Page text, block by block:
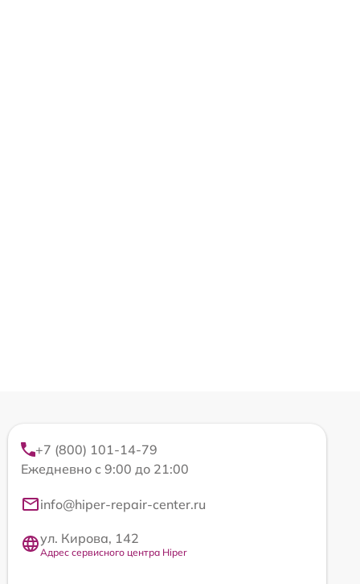
+7 (800) 101-14-79
Ежедневно с 9:00 до 21:00
info@hiper-repair-center.ru
ул. Кирова, 142
Адрес сервисного центра Hiper